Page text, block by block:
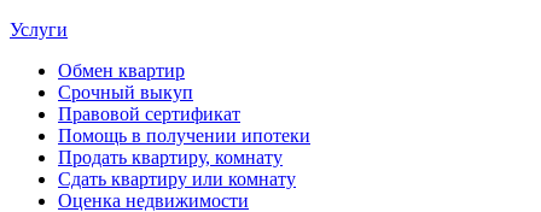
Услуги
Обмен квартир
Срочный выкуп
Правовой сертификат
Помощь в получении ипотеки
Продать квартиру, комнату
Сдать квартиру или комнату
Оценка недвижимости